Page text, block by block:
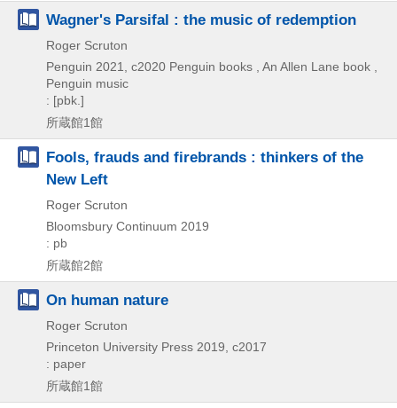
Wagner's Parsifal : the music of redemption
Roger Scruton
Penguin 2021, c2020 Penguin books , An Allen Lane book ,
Penguin music
: [pbk.]
所蔵館1館
Fools, frauds and firebrands : thinkers of the
New Left
Roger Scruton
Bloomsbury Continuum 2019
: pb
所蔵館2館
On human nature
Roger Scruton
Princeton University Press 2019, c2017
: paper
所蔵館1館